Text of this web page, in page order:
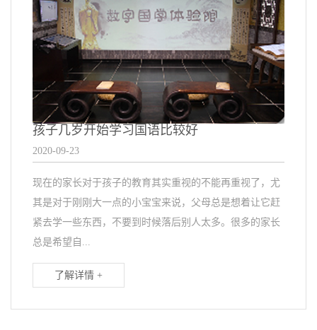
孩子几岁开始学习国语比较好
2020-09-23
现在的家长对于孩子的教育其实重视的不能再重视了，尤
其是对于刚刚大一点的小宝宝来说，父母总是想着让它赶
紧去学一些东西，不要到时候落后别人太多。很多的家长
总是希望自...
了解详情 +